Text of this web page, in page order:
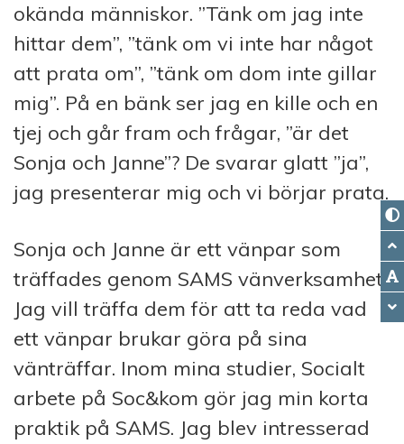
okända människor. ”Tänk om jag inte
hittar dem”, ”tänk om vi inte har något
att prata om”, ”tänk om dom inte gillar
mig”. På en bänk ser jag en kille och en
tjej och går fram och frågar, ”är det
Sonja och Janne”? De svarar glatt ”ja”,
jag presenterar mig och vi börjar prata.
Sonja och Janne är ett vänpar som
träffades genom SAMS vänverksamhet.
Jag vill träffa dem för att ta reda vad
ett vänpar brukar göra på sina
vänträffar. Inom mina studier, Socialt
arbete på Soc&kom gör jag min korta
praktik på SAMS. Jag blev intresserad